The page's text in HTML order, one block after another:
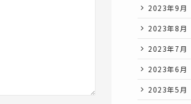
2023年9月
2023年8月
2023年7月
2023年6月
2023年5月